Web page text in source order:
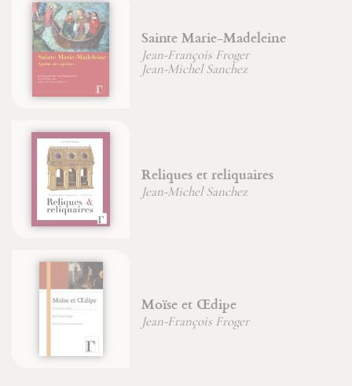
Sainte Marie-Madeleine
Jean-François Froger
Jean-Michel Sanchez
Reliques et reliquaires
Jean-Michel Sanchez
Moïse et Œdipe
Jean-François Froger